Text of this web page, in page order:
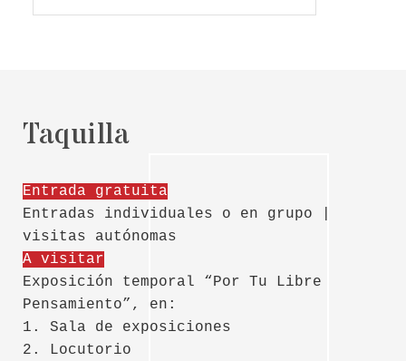
Taquilla
Entrada gratuita
Entradas individuales o en grupo |
visitas autónomas
A visitar
Exposición temporal “Por Tu Libre
Pensamiento”, en:
1. Sala de exposiciones
2. Locutorio